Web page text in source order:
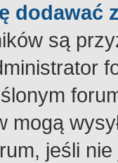
dodawać
są
mogą
jeśli